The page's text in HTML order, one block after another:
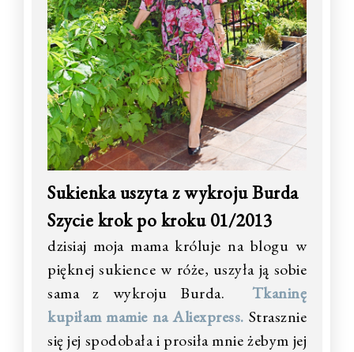
Sukienka uszyta z wykroju Burda
Szycie krok po kroku 01/2013
dzisiaj moja mama króluje na blogu w
pięknej sukience w róże, uszyła ją sobie
sama z wykroju Burda. Tkaninę
kupiłam mamie na Aliexpress. Strasznie
się jej spodobała i prosiła mnie żebym jej